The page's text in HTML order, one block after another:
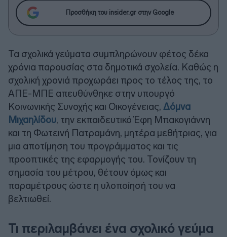
Προσθήκη του insider.gr στην Google
Τα σχολικά γεύματα συμπληρώνουν φέτος δέκα
χρόνια παρουσίας στα δημοτικά σχολεία. Καθώς η
σχολική χρονιά προχωράει προς το τέλος της, το
ΑΠΕ-ΜΠΕ απευθύνθηκε στην υπουργό
Κοινωνικής Συνοχής και Οικογένειας, Δόμνα
Μιχαηλίδου, την εκπαιδευτικό Έφη Μπακογιάννη
και τη Φωτεινή Πατραμάνη, μητέρα μεθήτριας, για
μια αποτίμηση του προγράμματος και τις
προοπτικές της εφαρμογής του. Τονίζουν τη
σημασία του μέτρου, θέτουν όμως και
παραμέτρους ώστε η υλοποίησή του να
βελτιωθεί.
Τι περιλαμβάνει ένα σχολικό γεύμα